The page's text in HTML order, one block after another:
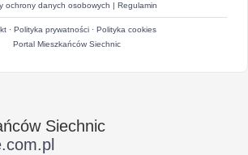
ochrony danych osobowych | Regulamin
· Polityka prywatności· Polityka cookies
Portal Mieszkańców Siechnic
Siechnic